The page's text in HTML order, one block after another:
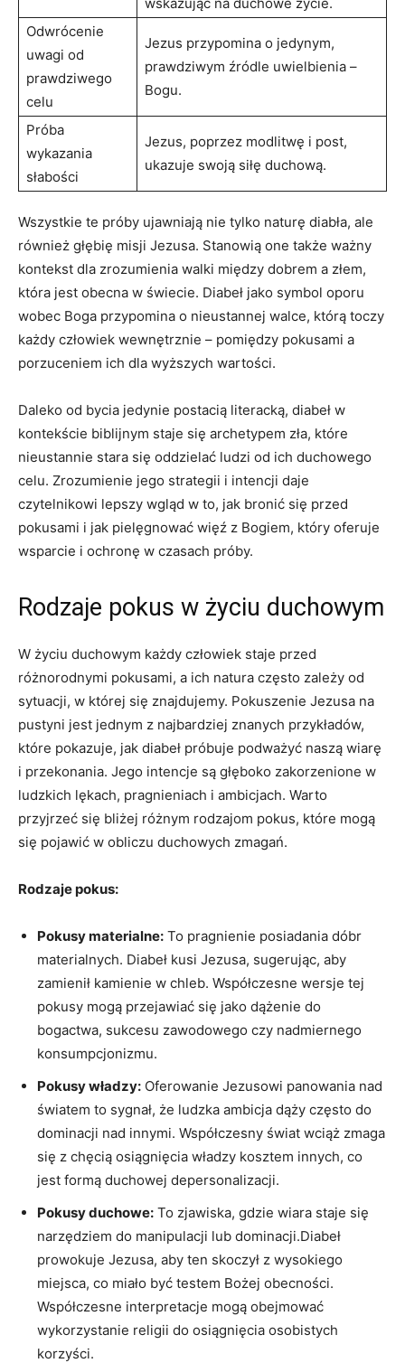
Odwrócenie
uwagi od
prawdziwego
celu
Jezus przypomina⁤ o jedynym,
prawdziwym źródle uwielbienia –
Bogu.
Próba
wykazania
słabości
Jezus, poprzez modlitwę i post,
ukazuje swoją siłę⁢ duchową.
Wszystkie te​ próby ujawniają nie tylko naturę diabła, ale
‌również głębię misji Jezusa. Stanowią one także ważny
kontekst dla zrozumienia walki między dobrem a złem,
⁣która jest obecna​ w świecie. Diabeł jako symbol ​oporu
wobec Boga ‌przypomina o nieustannej ⁢walce,⁢ którą ‌toczy
każdy człowiek wewnętrznie – pomiędzy pokusami a⁢
porzuceniem ich dla wyższych wartości.
Daleko od bycia jedynie postacią literacką, diabeł w
kontekście biblijnym staje się archetypem ⁢zła, które
nieustannie stara⁢ się oddzielać ludzi od ich duchowego
celu.‍ Zrozumienie​ jego strategii i intencji daje⁣
czytelnikowi lepszy wgląd w to, ​jak bronić się​ przed
pokusami i jak pielęgnować więź z Bogiem, który oferuje​
wsparcie ⁢i ochronę w czasach próby.
Rodzaje pokus ‍w życiu duchowym
W życiu duchowym każdy człowiek staje przed
różnorodnymi pokusami, a ich natura często zależy od
sytuacji, w której się znajdujemy. Pokuszenie‌ Jezusa na
pustyni jest​ jednym z ‍najbardziej ​znanych przykładów,
które pokazuje, jak‍ diabeł próbuje podważyć naszą wiarę
i przekonania. Jego intencje są głęboko ‍zakorzenione w
ludzkich lękach, pragnieniach i ambicjach. Warto
przyjrzeć się bliżej różnym rodzajom pokus, które mogą
się pojawić w⁢ obliczu duchowych zmagań.
Rodzaje pokus:
Pokusy materialne: To ‍pragnienie posiadania dóbr
materialnych. Diabeł‌ kusi Jezusa,​ sugerując, aby
zamienił kamienie w chleb. Współczesne wersje tej⁤
pokusy ‍mogą przejawiać się jako dążenie do‌
bogactwa, sukcesu zawodowego czy nadmiernego ​
konsumpcjonizmu.
Pokusy władzy: Oferowanie Jezusowi panowania nad
światem to ⁢sygnał, że ludzka ambicja dąży często do
dominacji nad innymi. Współczesny​ świat⁤ wciąż zmaga
się z chęcią osiągnięcia władzy kosztem innych, co
jest formą duchowej depersonalizacji.
Pokusy duchowe: To zjawiska, gdzie wiara staje się
narzędziem do manipulacji lub dominacji.Diabeł
prowokuje Jezusa, aby ten ⁤skoczył z wysokiego
miejsca, ‌co miało być⁣ testem Bożej obecności.
Współczesne interpretacje ‌mogą obejmować
wykorzystanie religii do‌ osiągnięcia osobistych
korzyści.